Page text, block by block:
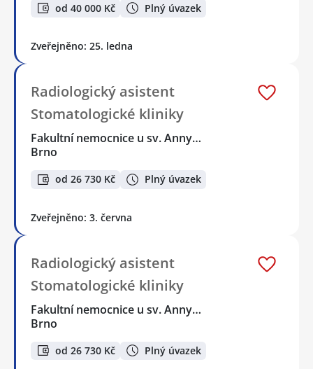
od 40 000 Kč Plný úvazek
Zveřejněno: 25. ledna
Radiologický asistent
Stomatologické kliniky
Fakultní nemocnice u sv. Anny…
Brno
od 26 730 Kč Plný úvazek
Zveřejněno: 3. června
Radiologický asistent
Stomatologické kliniky
Fakultní nemocnice u sv. Anny…
Brno
od 26 730 Kč Plný úvazek